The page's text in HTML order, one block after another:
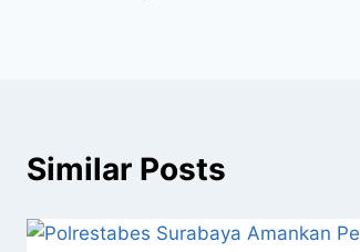
Similar Posts